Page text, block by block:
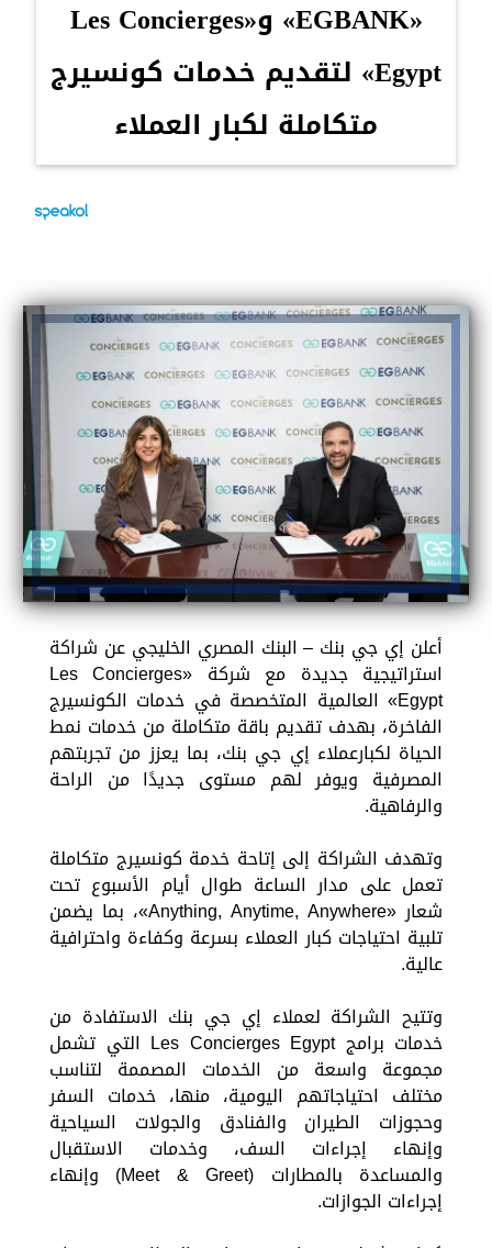
«EGBANK» و«Les Concierges
Egypt» لتقديم خدمات كونسيرج
متكاملة لكبار العملاء
أعلن إي جي بنك – البنك المصري الخليجي عن شراكة
استراتيجية جديدة مع شركة «Les Concierges
Egypt» العالمية المتخصصة في خدمات الكونسيرج
الفاخرة، بهدف تقديم باقة متكاملة من خدمات نمط
الحياة لكبارعملاء إي جي بنك، بما يعزز من تجربتهم
المصرفية ويوفر لهم مستوى جديدًا من الراحة
والرفاهية.
وتهدف الشراكة إلى إتاحة خدمة كونسيرج متكاملة
تعمل على مدار الساعة طوال أيام الأسبوع تحت
شعار «Anything, Anytime, Anywhere»، بما يضمن
تلبية احتياجات كبار العملاء بسرعة وكفاءة واحترافية
عالية.
وتتيح الشراكة لعملاء إي جي بنك الاستفادة من
خدمات برامج Les Concierges Egypt التي تشمل
مجموعة واسعة من الخدمات المصممة لتناسب
مختلف احتياجاتهم اليومية، منها، خدمات السفر
وحجوزات الطيران والفنادق والجولات السياحية
وإنهاء إجراءات السف، وخدمات الاستقبال
والمساعدة بالمطارات (Meet & Greet) وإنهاء
إجراءات الجوازات.